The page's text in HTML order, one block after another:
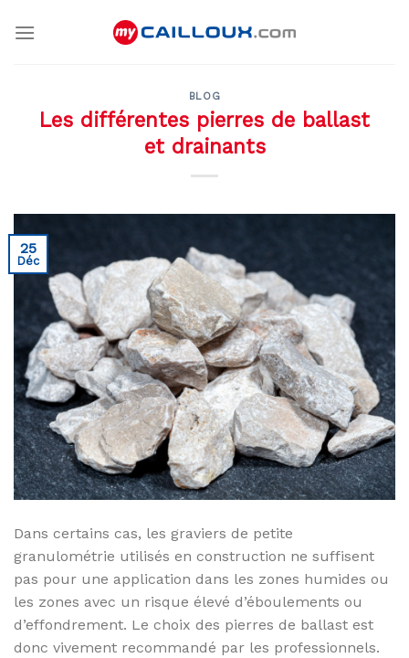
BLOG
Les différentes pierres de ballast
et drainants
25
Déc
Dans certains cas, les graviers de petite
granulométrie utilisés en construction ne suffisent
pas pour une application dans les zones humides ou
les zones avec un risque élevé d’éboulements ou
d’effondrement. Le choix des pierres de ballast est
donc vivement recommandé par les professionnels.